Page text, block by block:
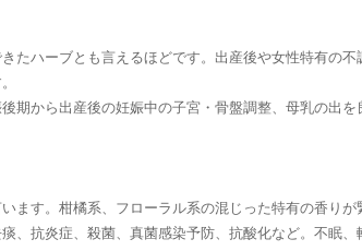
ハーブとも言えるほどです。出産後や女性特有の
から出産後の妊娠中の子宮・骨盤調整、母乳の出
す。柑橘系、フローラル系の混じった特有の香り
抗炎症、殺菌、真菌感染予防、抗酸化など。不眠